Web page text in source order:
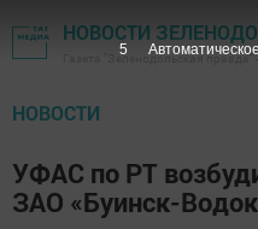
НОВОСТИ
Газета "Зеленодольская
НОВОСТИ
УФАС по РТ
ЗАО «Буинск-
5